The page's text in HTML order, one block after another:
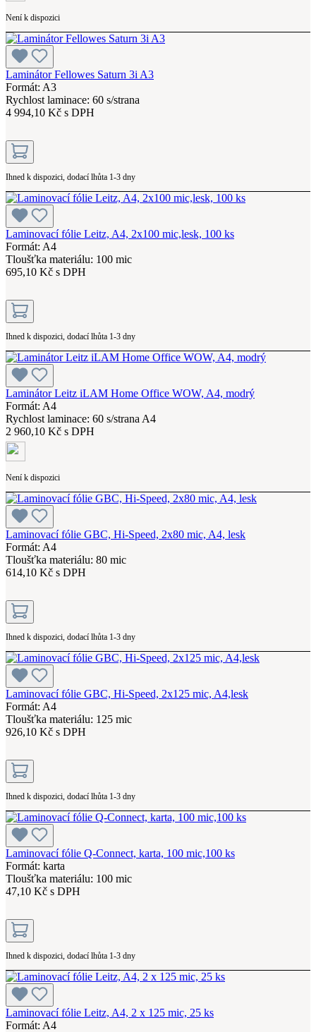
Není k dispozici
Laminátor Fellowes Saturn 3i A3
Formát: A3
Rychlost laminace: 60 s/strana
4 994,10 Kč s DPH
Ihned k dispozici, dodací lhůta 1-3 dny
Laminovací fólie Leitz, A4, 2x100 mic,lesk, 100 ks
Formát: A4
Tloušťka materiálu: 100 mic
695,10 Kč s DPH
Ihned k dispozici, dodací lhůta 1-3 dny
Laminátor Leitz iLAM Home Office WOW, A4, modrý
Formát: A4
Rychlost laminace: 60 s/strana A4
2 960,10 Kč s DPH
Není k dispozici
Laminovací fólie GBC, Hi-Speed, 2x80 mic, A4, lesk
Formát: A4
Tloušťka materiálu: 80 mic
614,10 Kč s DPH
Ihned k dispozici, dodací lhůta 1-3 dny
Laminovací fólie GBC, Hi-Speed, 2x125 mic, A4,lesk
Formát: A4
Tloušťka materiálu: 125 mic
926,10 Kč s DPH
Ihned k dispozici, dodací lhůta 1-3 dny
Laminovací fólie Q-Connect, karta, 100 mic,100 ks
Formát: karta
Tloušťka materiálu: 100 mic
47,10 Kč s DPH
Ihned k dispozici, dodací lhůta 1-3 dny
Laminovací fólie Leitz, A4, 2 x 125 mic, 25 ks
Formát: A4